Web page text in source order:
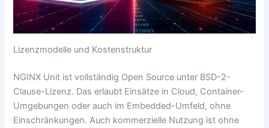
Lizenzmodelle und Kostenstruktur
NGINX Unit ist vollständig Open Source unter BSD-2-
Clause-Lizenz. Das erlaubt Einsätze in Cloud, Container-
Umgebungen oder auch im Embedded-Umfeld, ohne
Einschränkungen. Auch kommerzielle Nutzung ist ohne